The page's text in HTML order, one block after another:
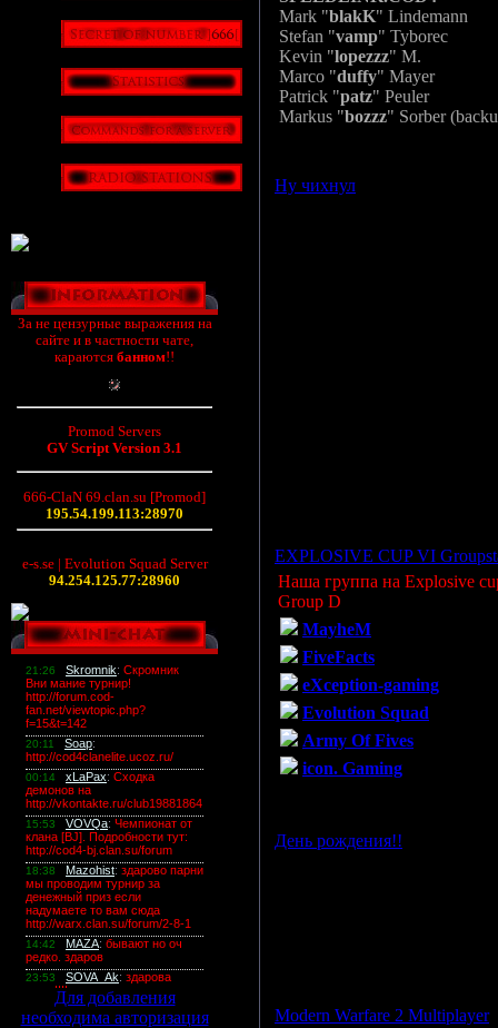
За не цензурные выражения на
сайте и в частности чате,
караются банном!!
Promod Servers
GV Script Version 3.1
666-ClaN 69.clan.su [Promod]
195.54.199.113:28970
e-s.se | Evolution Squad Server
94.254.125.77:28960
Для добавления
необходима авторизация
Mark "blakK" Lindemann
Stefan "vamp" Tyborec
Kevin "lopezzz" M.
Marco "duffy" Mayer
Patrick "patz" Peuler
Markus "bozzz" Sorber
Ну чихнул
EXPLOSIVE CUP VI
Наша группа на Explosive
Group D
MayheM
FiveFacts
eXception-gaming
Evolution Squad
Army Of Fives
icon. Gaming
День рождения!!
Modern Warfare 2 Multiplayer